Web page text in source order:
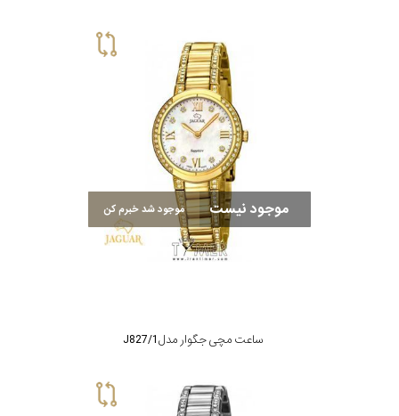
موجود نیست موجود شد خبرم کن
ساعت مچی جگوار مدل J827/1